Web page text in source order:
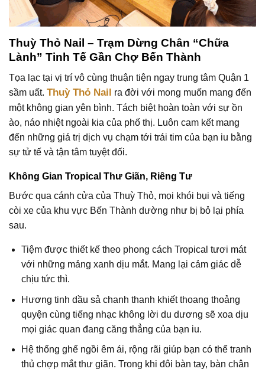
Thuỳ Thỏ Nail – Trạm Dừng Chân “Chữa
Lành” Tinh Tế Gần Chợ Bến Thành
Tọa lạc tại vị trí vô cùng thuận tiện ngay trung tâm Quận 1
sầm uất. Thuỳ Thỏ Nail ra đời với mong muốn mang đến
một không gian yên bình. Tách biệt hoàn toàn với sự ồn
ào, náo nhiệt ngoài kia của phố thị. Luôn cam kết mang
đến những giá trị dịch vụ chạm tới trái tim của bạn iu bằng
sự tử tế và tận tâm tuyệt đối.
Không Gian Tropical Thư Giãn, Riêng Tư
Bước qua cánh cửa của Thuỳ Thỏ, mọi khói bụi và tiếng
còi xe của khu vực Bến Thành dường như bị bỏ lại phía
sau.
Tiệm được thiết kế theo phong cách Tropical tươi mát
với những mảng xanh dịu mắt. Mang lại cảm giác dễ
chịu tức thì.
Hương tinh dầu sả chanh thanh khiết thoang thoảng
quyện cùng tiếng nhạc không lời du dương sẽ xoa dịu
mọi giác quan đang căng thẳng của bạn iu.
Hệ thống ghế ngồi êm ái, rộng rãi giúp bạn có thể tranh
thủ chợp mắt thư giãn. Trong khi đôi bàn tay, bàn chân